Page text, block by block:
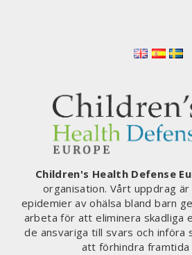
Children's Health Defense
organisation. Vårt uppdrag
epidemier av ohälsa bland barn
arbeta för att eliminera skadliga
de ansvariga till svars och
att förhindra framtida